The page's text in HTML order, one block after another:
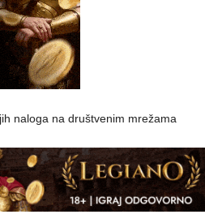
naloga na društvenim mrežama